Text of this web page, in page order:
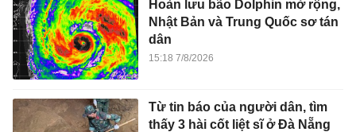
Hoàn lưu bão Dolphin mở rộng,
Nhật Bản và Trung Quốc sơ tán
dân
15:18 7/8/2026
Từ tin báo của người dân, tìm
thấy 3 hài cốt liệt sĩ ở Đà Nẵng